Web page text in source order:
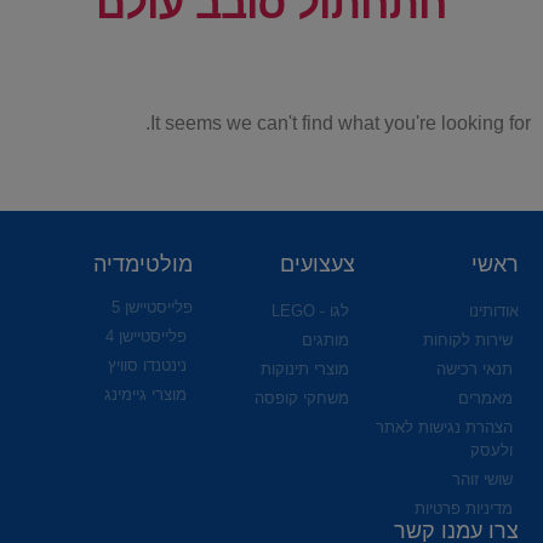
It seems we can't find what you're looking for.
ראשי
אודותינו
שירות לקוחות
תנאי רכישה
מאמרים
הצהרת נגישות לאתר
ולעסק
שושי זוהר
מדיניות פרטיות
צעצועים
לגו - LEGO
מותגים
מוצרי תינוקות
משחקי קופסה
מולטימדיה
פלייסטיישן 5
פלייסטיישן 4
נינטנדו סוויץ
מוצרי גיימינג
צרו עמנו קשר